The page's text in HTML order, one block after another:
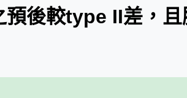
後較type II差，且